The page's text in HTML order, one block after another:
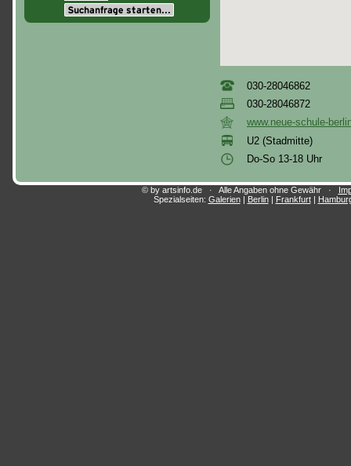
030-28046862
030-28046872
www.neue-schule-
U2 (Stadmitte)
Do-So 13-18 Uhr
© by artsinfo.de · Alle Angaben ohne Gewähr ·
Spezialseiten: Galerien| Berlin| Frankfurt|